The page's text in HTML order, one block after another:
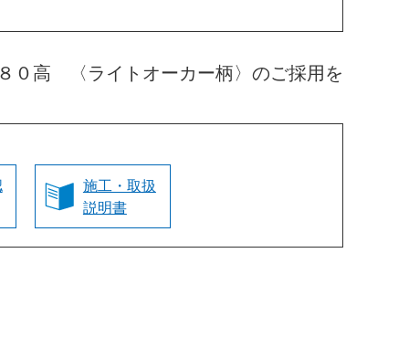
高 〈ライトオーカー柄〉のご採用を
施工・取扱
説明書